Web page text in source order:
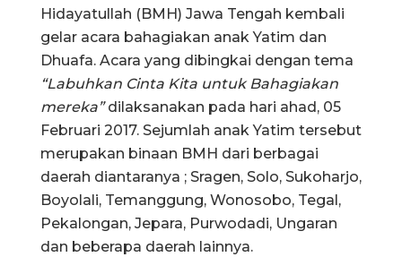
Hidayatullah (BMH) Jawa Tengah kembali
gelar acara bahagiakan anak Yatim dan
Dhuafa. Acara yang dibingkai dengan tema
“Labuhkan Cinta Kita untuk Bahagiakan
mereka”dilaksanakan pada hari ahad, 05
Februari 2017. Sejumlah anak Yatim tersebut
merupakan binaan BMH dari berbagai
daerah diantaranya ; Sragen, Solo, Sukoharjo,
Boyolali, Temanggung, Wonosobo, Tegal,
Pekalongan, Jepara, Purwodadi, Ungaran
dan beberapa daerah lainnya.